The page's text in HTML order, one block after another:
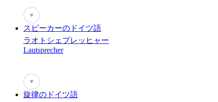
♥
スピーカーのドイツ語
ラオトシェプレッヒャー
Lautsprecher
♥
旋律のドイツ語